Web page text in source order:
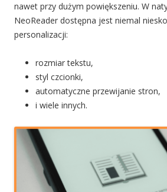
nawet przy dużym powiększeniu. W
NeoReader dostępna jest niemal
personalizacji:
rozmiar tekstu,
styl czcionki,
automatyczne przewijanie stron,
i wiele innych.